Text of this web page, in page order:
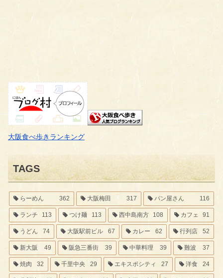
大阪食べ歩きランキング
TAGS
らーめん 362 大阪梅田 317 パン屋さん 116
ランチ 113 つけ麺 113 西中島南方 108 カフェ 91
うどん 74 大阪駅前ビル 67 カレー 62 行列店 52
新大阪 49 阪急三番街 39 中華料理 39 難波 37
焼肉 32 千里中央 29 エキスポシティ 27 洋食 24